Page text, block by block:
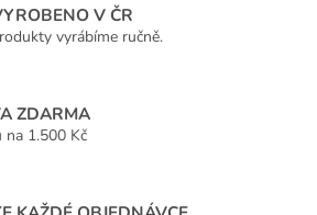
V ČR
vyrábíme ručně.
ZDARMA
na 1.500 Kč